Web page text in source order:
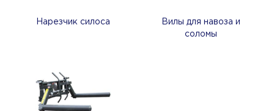
Нарезчик силоса
Вилы для навоза и
соломы